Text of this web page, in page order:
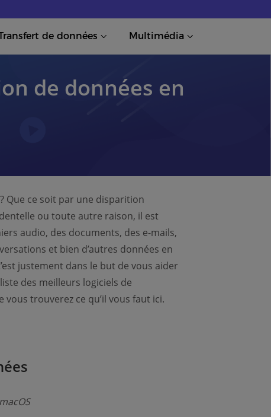
de données Multimédia
de données en
Que ce soit par une disparition
ou toute autre raison, il est
audio, des documents, des e-mails,
et bien d’autres données en
justement dans le but de vous aider
des meilleurs logiciels de
trouverez ce qu’il vous faut ici.